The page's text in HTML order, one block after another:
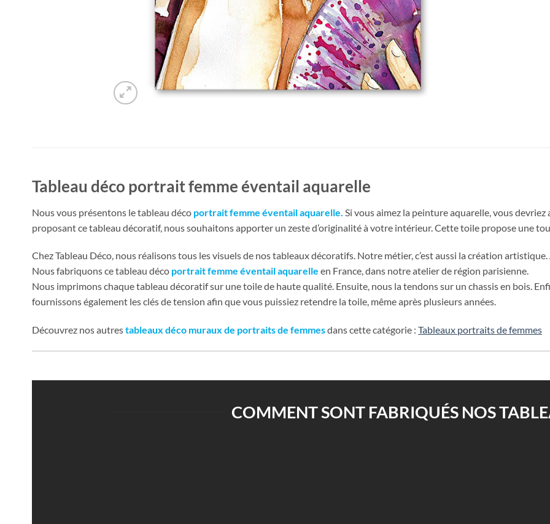
Tableau déco portrait femme éventail aquarelle
Nous vous présentons le tableau déco portrait femme éventail aquarelle Si vous aimez la peinture aquarelle, vous devriez
proposant ce tableau décoratif, nous souhaitons apporter un zeste d’originalité à votre intérieur. Cette toile propose une
Chez Tableau Déco, nous réalisons tous les visuels de nos tableaux décoratifs. Notre métier, c’est aussi la création
Nous fabriquons ce tableau déco portrait femme éventail aquarelle en France, dans notre atelier de région parisienne.
Nous imprimons chaque tableau décoratif sur une toile de haute qualité. Ensuite, nous la tendons sur un chassis en bois.
fournissons également les clés de tension afin que vous puissiez retendre la toile, même après plusieurs années.
Découvrez nos autrestableaux déco muraux de portraits de femmesdans cette catégorie : Tableaux portraits de femmes
COMMENT SONT FABRIQUÉS NOS